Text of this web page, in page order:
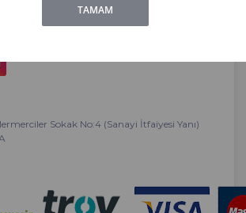
Sokak No:4 (Sanayi İtfaiyesi Yanı)
TAMAM